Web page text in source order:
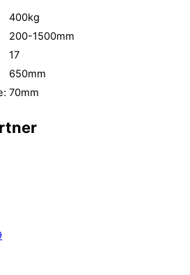
400kg
200-1500mm
17
650mm
70mm